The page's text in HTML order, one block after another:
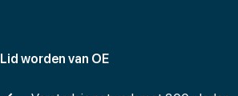
Lid worden van OE